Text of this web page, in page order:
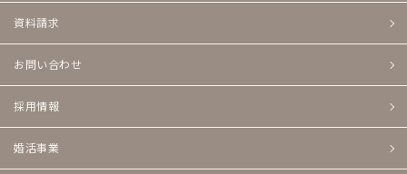
資料請求
お問い合わせ
採用情報
婚活事業